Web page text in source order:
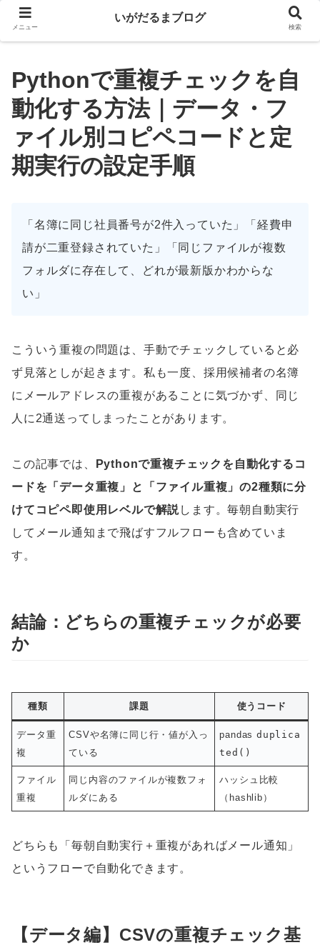
Pythonで重複チェックを自
動化する方法｜データ・フ
ァイル別コピペコードと定
期実行の設定手順
「名簿に同じ社員番号が2件入っていた」「経費申
請が二重登録されていた」「同じファイルが複数
フォルダに存在して、どれが最新版かわからな
い」
こういう重複の問題は、手動でチェックしていると必
ず見落としが起きます。私も一度、採用候補者の名簿
にメールアドレスの重複があることに気づかず、同じ
人に2通送ってしまったことがあります。
この記事では、
Pythonで重複チェックを自動化するコ
ードを「データ重複」と「ファイル重複」の2種類に分
けてコピペ即使用レベルで解説します。毎朝自動実行
してメール通知まで飛ばすフルフローも含めていま
す。
結論：どちらの重複チェックが必要
か
種類 課題 使うコード
データ重
複
CSVや名簿に同じ行・値が入っ
ている
pandas duplica
ted()
ファイル
重複
同じ内容のファイルが複数フォ
ルダにある
ハッシュ比較
（hashlib）
どちらも「毎朝自動実行＋重複があればメール通知」
というフローで自動化できます。
【データ編】CSVの重複チェック基
メニュー
いがだるまブログ
検索